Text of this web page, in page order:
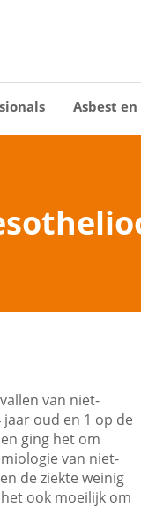
Asbest
van niet-
oud en 1 op de
ging het om
van niet-
de ziekte weinig
ook moeilijk om